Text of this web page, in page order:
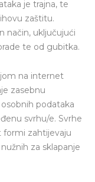
je trajna, te
zaštitu.
način, uključujući
te od gubitka.
na internet
zasebnu
podataka
svrhu/e. Svrhe
formi zahtijevaju
za sklapanje